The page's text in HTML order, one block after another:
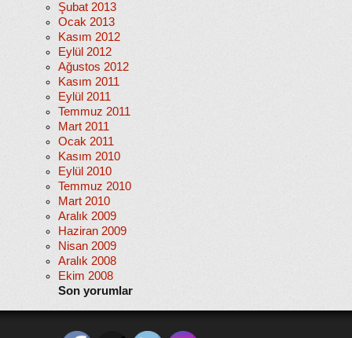
Şubat 2013
Ocak 2013
Kasım 2012
Eylül 2012
Ağustos 2012
Kasım 2011
Eylül 2011
Temmuz 2011
Mart 2011
Ocak 2011
Kasım 2010
Eylül 2010
Temmuz 2010
Mart 2010
Aralık 2009
Haziran 2009
Nisan 2009
Aralık 2008
Ekim 2008
Son yorumlar